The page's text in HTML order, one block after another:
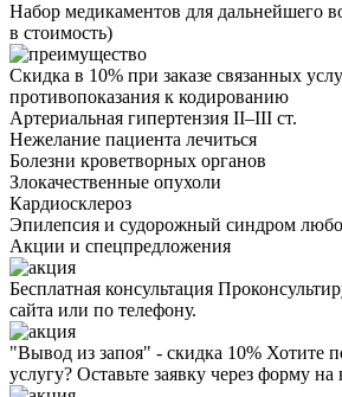
Набор медикаментов для дальнейшего
в стоимость)
Скидка в 10% при заказе связанных
противопоказания к кодированию
Артериальная гипертензия II–III ст.
Нежелание пациента лечиться
Болезни кроветворных органов
Злокачественные опухоли
Кардиосклероз
Эпилепсия и судорожный синдром
Акции и спецпредложения
Бесплатная консультация
сайта или по телефону.
"Вывод из запоя" - скидка 10% Хотите
услугу? Оставьте заявку через форму